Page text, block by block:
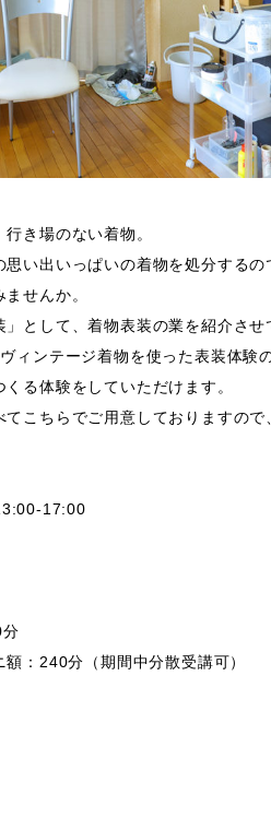
き場のない着物。
思い出いっぱいの着物を処分する
せんか。
」として、着物表装の業を紹介させ
ィンテージ着物を使った表装体験
る体験をしていただけます。
てこちらでご用意しておりますの
17:00
額：240分（期間中分散受講可）